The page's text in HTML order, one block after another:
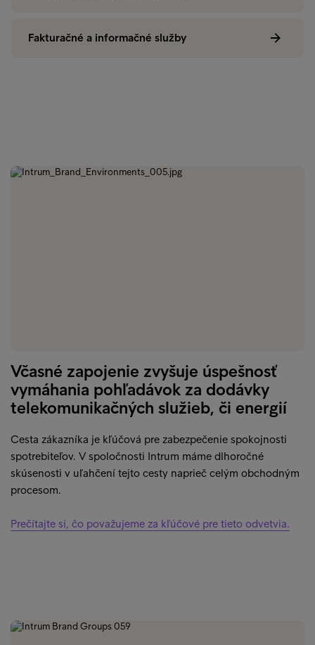
Fakturačné a informačné služby
Včasné zapojenie zvyšuje úspešnosť
vymáhania pohľadávok za dodávky
telekomunikačných služieb, či energií
Cesta zákazníka je kľúčová pre zabezpečenie spokojnosti
spotrebiteľov. V spoločnosti Intrum máme dlhoročné
skúsenosti v uľahčení tejto cesty naprieč celým obchodným
procesom.
Prečítajte si, čo považujeme za kľúčové pre tieto odvetvia.